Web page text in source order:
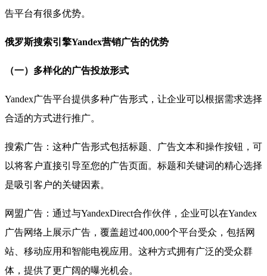
告平台有很多优势。
俄罗斯搜索引擎Yandex营销广告的优势
（一）多样化的广告投放形式
Yandex广告平台提供多种广告形式，让企业可以根据需求选择
合适的方式进行推广。
搜索广告：这种广告形式包括标题、广告文本和操作按钮，可
以将客户直接引导至您的广告页面。标题和关键词的精心选择
是吸引客户的关键因素。
网盟广告：通过与YandexDirect合作伙伴，企业可以在Yandex
广告网络上展示广告，覆盖超过400,000个平台受众，包括网
站、移动应用和智能电视应用。这种方式拥有广泛的受众群
体，提供了更广阔的曝光机会。